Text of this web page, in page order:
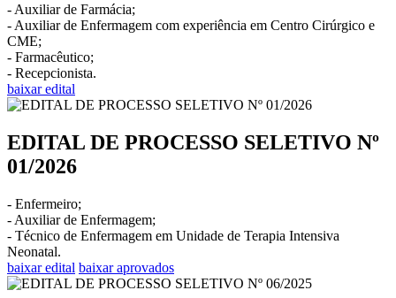
- Auxiliar de Farmácia;
- Auxiliar de Enfermagem com experiência em Centro Cirúrgico e
CME;
- Farmacêutico;
- Recepcionista.
baixar edital
EDITAL DE PROCESSO SELETIVO Nº
01/2026
- Enfermeiro;
- Auxiliar de Enfermagem;
- Técnico de Enfermagem em Unidade de Terapia Intensiva
Neonatal.
baixar edital baixar aprovados